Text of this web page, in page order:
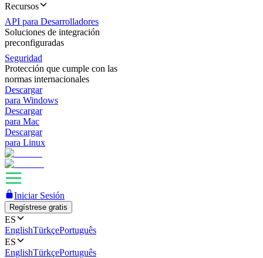
Recursos
API para Desarrolladores
Soluciones de integración
preconfiguradas
Seguridad
Protección que cumple con las
normas internacionales
Descargar
para Windows
Descargar
para Mac
Descargar
para Linux
Iniciar Sesión
Regístrese gratis
ES
EnglishTürkçePortuguês
ES
EnglishTürkçePortuguês